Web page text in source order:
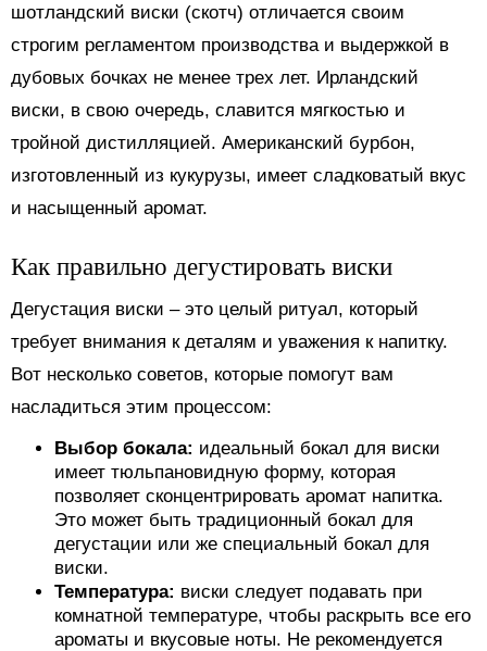
шотландский виски (скотч) отличается своим
строгим регламентом производства и выдержкой в
дубовых бочках не менее трех лет. Ирландский
виски, в свою очередь, славится мягкостью и
тройной дистилляцией. Американский бурбон,
изготовленный из кукурузы, имеет сладковатый вкус
и насыщенный аромат.
Как правильно дегустировать виски
Дегустация виски – это целый ритуал, который
требует внимания к деталям и уважения к напитку.
Вот несколько советов, которые помогут вам
насладиться этим процессом:
Выбор бокала: идеальный бокал для виски
имеет тюльпановидную форму, которая
позволяет сконцентрировать аромат напитка.
Это может быть традиционный бокал для
дегустации или же специальный бокал для
виски.
Температура: виски следует подавать при
комнатной температуре, чтобы раскрыть все его
ароматы и вкусовые ноты. Не рекомендуется